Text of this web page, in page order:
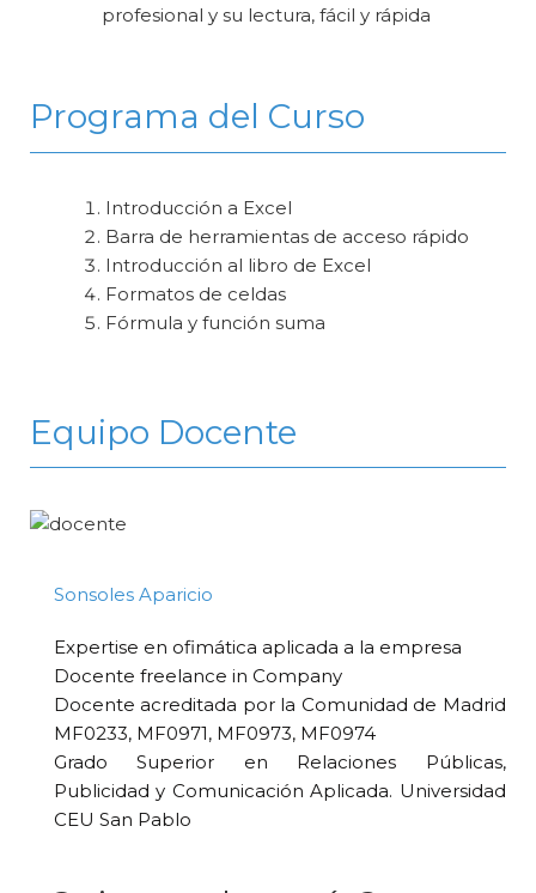
profesional y su lectura, fácil y rápida
Programa del Curso
Introducción a Excel
Barra de herramientas de acceso rápido
Introducción al libro de Excel
Formatos de celdas
Fórmula y función suma
Equipo Docente
Sonsoles Aparicio
Expertise en ofimática aplicada a la empresa
Docente freelance in Company
Docente acreditada por la Comunidad de Madrid
MF0233, MF0971, MF0973, MF0974
Grado Superior en Relaciones Públicas,
Publicidad y Comunicación Aplicada. Universidad
CEU San Pablo